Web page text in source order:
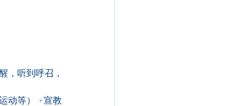
，听到呼召，
动等） +宣教